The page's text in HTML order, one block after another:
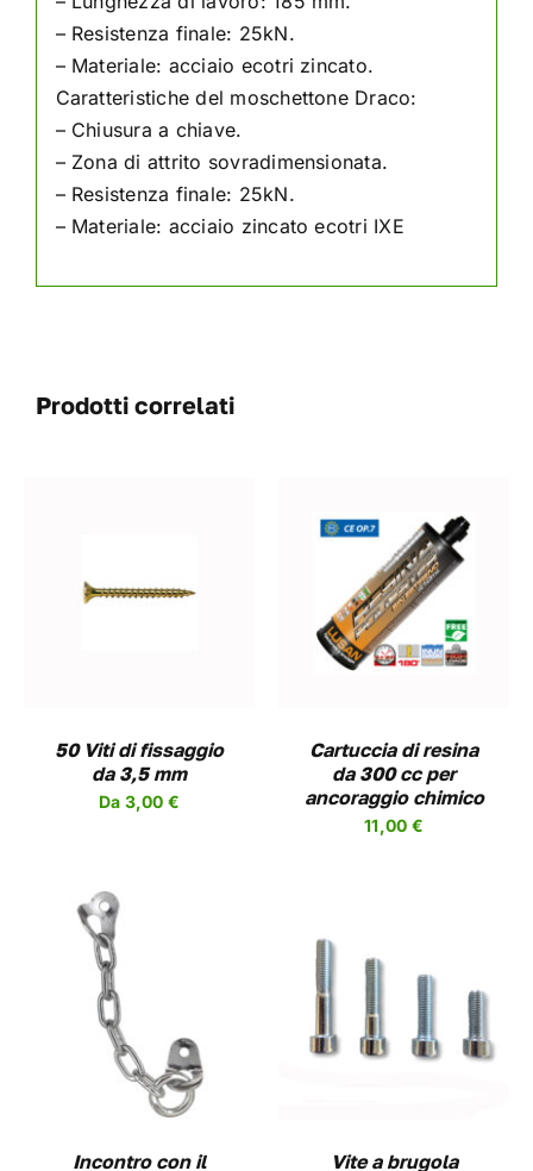
– Resistenza finale: 25kN.
– Materiale: acciaio ecotri zincato.
Caratteristiche del moschettone Draco:
– Chiusura a chiave.
– Zona di attrito sovradimensionata.
– Resistenza finale: 25kN.
– Materiale: acciaio zincato ecotri IXE
Prodotti correlati
50 Viti di fissaggio
da 3,5 mm
Da 3,00 €
CARRELLO
Cartuccia di resina
da 300 cc per
ancoraggio chimico
11,00 €
Incontro con il
SCEGLI
HA
PIÙ
VARIANTI.
LE
OPZIONI
Vite a brugola